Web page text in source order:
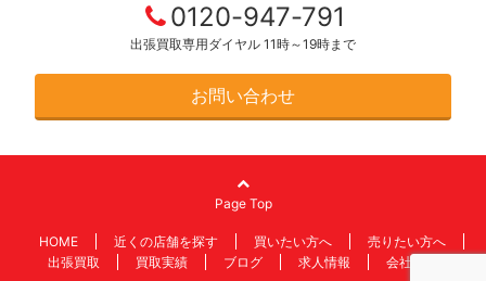
0120-947-791
出張買取専用ダイヤル 11時～19時まで
お問い合わせ
Page Top
HOME 近くの店舗を探す 買いたい方へ
売りたい方へ
出張買取
買取実績 ブログ 求人情報 会社情報